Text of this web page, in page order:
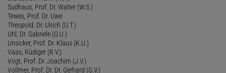
Sudhaus, Prof. Dr. Walter (W.S.)
Tewes, Prof. Dr. Uwe
Theopold, Dr. Ulrich (U.T.)
Uhl, Dr. Gabriele (G.U.)
Unsicker, Prof. Dr. Klaus (K.U.)
Vaas, Rüdiger (R.V.)
Vogt, Prof. Dr. Joachim (J.V.)
Vollmer, Prof. Dr. Dr. Gerhard (G.V.)